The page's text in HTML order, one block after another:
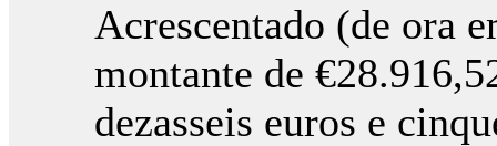
Acrescentado (de ora
montante de
dezasseis euros e